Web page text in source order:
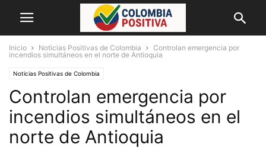
Inicio Noticias Positivas de Colombia
Controlan emergencia por
incendios simultáneos en el norte de Antioquia
Noticias Positivas de Colombia
Controlan emergencia por
incendios simultáneos en el
norte de Antioquia